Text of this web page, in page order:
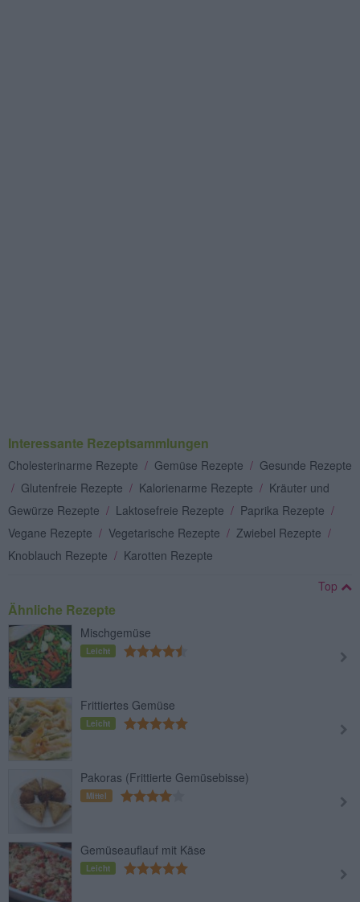
Interessante Rezeptsammlungen
Cholesterinarme Rezepte / Gemüse Rezepte / Gesunde Rezepte
/ Glutenfreie Rezepte / Kalorienarme Rezepte / Kräuter und
Gewürze Rezepte / Laktosefreie Rezepte / Paprika Rezepte /
Vegane Rezepte / Vegetarische Rezepte / Zwiebel Rezepte /
Knoblauch Rezepte / Karotten Rezepte
Top
Ähnliche Rezepte
Mischgemüse
Leicht
Frittiertes Gemüse
Leicht
Pakoras (Frittierte Gemüsebisse)
Mittel
Gemüseauflauf mit Käse
Leicht